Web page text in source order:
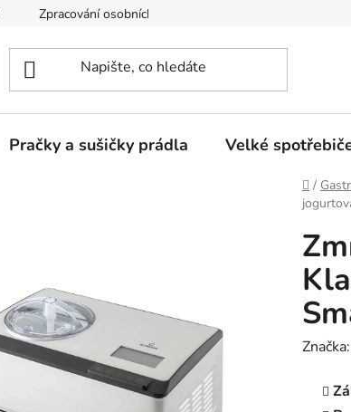
Zpracování osobních údajů
Pračky a sušičky prádla Velké
Domů
/
Značka: